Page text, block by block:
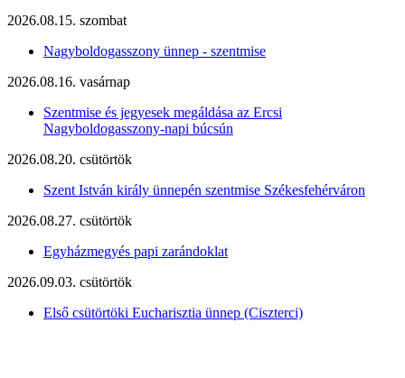
2026.08.15. szombat
Nagyboldogasszony ünnep - szentmise
2026.08.16. vasárnap
Szentmise és jegyesek megáldása az Ercsi
Nagyboldogasszony-napi búcsún
2026.08.20. csütörtök
Szent István király ünnepén szentmise Székesfehérváron
2026.08.27. csütörtök
Egyházmegyés papi zarándoklat
2026.09.03. csütörtök
Első csütörtöki Eucharisztia ünnep (Ciszterci)